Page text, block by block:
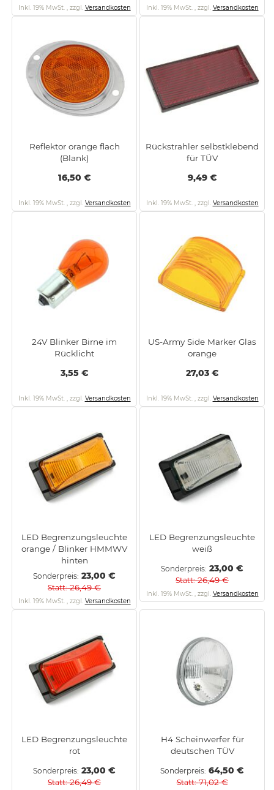
Inkl. 19% MwSt. , zzgl. Versandkosten Inkl. 19% MwSt. , zzgl. Versandkosten
Reflektor orange flach
(Blank)
16,50 €
Inkl. 19% MwSt. , zzgl. Versandkosten
Rückstrahler selbstklebend
für TÜV
9,49 €
Inkl. 19% MwSt. , zzgl. Versandkosten
24V Blinker Birne im
Rücklicht
3,55 €
Inkl. 19% MwSt. , zzgl. Versandkosten
US-Army Side Marker Glas
orange
27,03 €
Inkl. 19% MwSt. , zzgl. Versandkosten
LED Begrenzungsleuchte
orange / Blinker HMMWV
hinten
Sonderpreis 23,00 €
Statt 26,49 €
Inkl. 19% MwSt. zzgl. Versandkosten
LED Begrenzungsleuchte
weiß
Sonderpreis 23,00 €
Statt 26,49 €
Inkl. 19% MwSt. zzgl. Versandkosten
LED Begrenzungsleuchte
rot
Sonderpreis 23,00 €
Statt 26,49 €
H4 Scheinwerfer für
deutschen TÜV
Sonderpreis 64,50 €
Statt 71,02 €